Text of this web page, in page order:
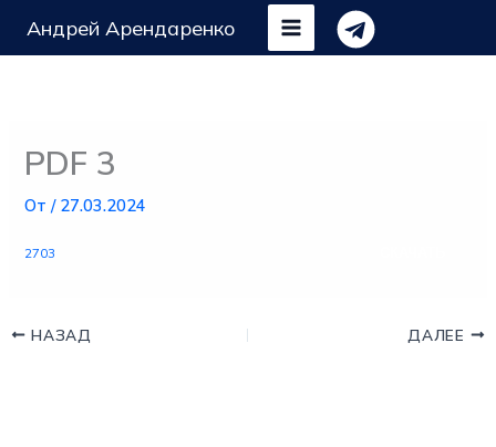
Андрей Арендаренко
PDF 3
От/ 27.03.2024
2703
НАЗАД ДАЛЕЕ